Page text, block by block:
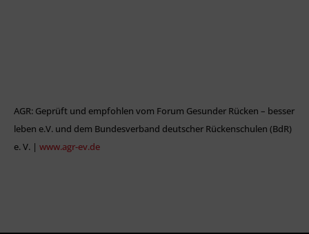
AGR: Geprüft und empfohlen vom Forum Gesunder Rücken – besser
leben e.V. und dem Bundesverband deutscher Rückenschulen (BdR)
e. V. | www.agr-ev.de